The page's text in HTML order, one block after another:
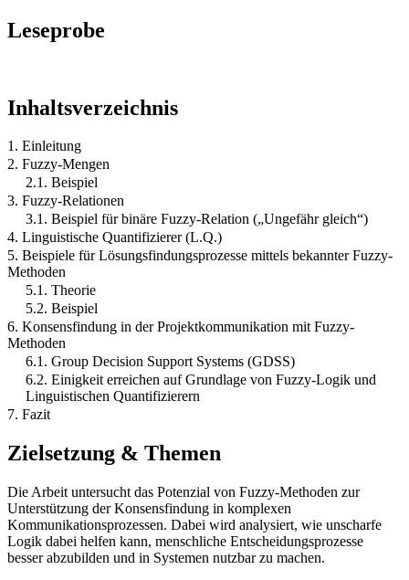
Leseprobe
Inhaltsverzeichnis
1. Einleitung
2. Fuzzy-Mengen
2.1. Beispiel
3. Fuzzy-Relationen
3.1. Beispiel für binäre Fuzzy-Relation („Ungefähr gleich“)
4. Linguistische Quantifizierer (L.Q.)
5. Beispiele für Lösungsfindungsprozesse mittels bekannter Fuzzy-
Methoden
5.1. Theorie
5.2. Beispiel
6. Konsensfindung in der Projektkommunikation mit Fuzzy-
Methoden
6.1. Group Decision Support Systems (GDSS)
6.2. Einigkeit erreichen auf Grundlage von Fuzzy-Logik und
Linguistischen Quantifizierern
7. Fazit
Zielsetzung & Themen
Die Arbeit untersucht das Potenzial von Fuzzy-Methoden zur
Unterstützung der Konsensfindung in komplexen
Kommunikationsprozessen. Dabei wird analysiert, wie unscharfe
Logik dabei helfen kann, menschliche Entscheidungsprozesse
besser abzubilden und in Systemen nutzbar zu machen.